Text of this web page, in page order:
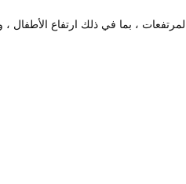
، بما في ذلك ارتفاع الأطفال ،